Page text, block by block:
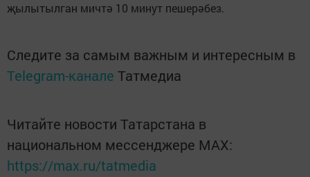
җылытылган мичтә 10 минут пешерәбез.
Следите за самым важным и интересным в
Telegram-канале Татмедиа
Читайте новости Татарстана в
национальном мессенджере MАХ:
https://max.ru/tatmedia